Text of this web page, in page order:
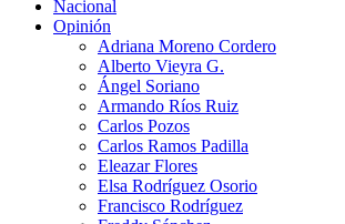
Nacional
Opinión
Adriana Moreno Cordero
Alberto Vieyra G.
Ángel Soriano
Armando Ríos Ruiz
Carlos Pozos
Carlos Ramos Padilla
Eleazar Flores
Elsa Rodríguez Osorio
Francisco Rodríguez